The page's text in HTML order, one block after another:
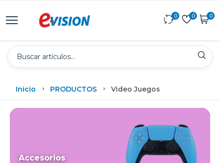
0 0 0
Inicio PRODUCTOS Video Juegos
Accesorios